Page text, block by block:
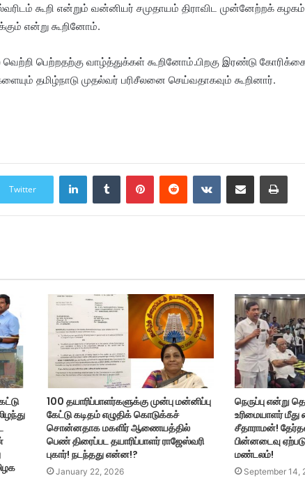
கூறி என்றும் வன்னியர் சமுதாயம் திராவிட முன்னேற்றக்
என்று கூறினோம்.
வெற்றி பெற்றதற்கு வாழ்த்துக்கள் கூறினோம்.பிறகு இரண்டு
தமிழ்நாடு முதல்வர் பரிசீலனை செய்வதாகவும் கூறினார்.
Twitter
LinkedInTumblr PinterestReddit VKontakteShare via Email Print
100 தயாரிப்பாளர்களுக்கு முன்பு மன்னிப்பு
கேட்டு கடிதம் எழுதிக் கொடுக்கச்
சொன்னதாக மகளிர் ஆணையத்தில்
பெண் திரைப்பட தயாரிப்பாளர் ராஜேஸ்வரி
புகார்! நடந்தது என்ன!?
January 22, 2026
நெருப்பு என்று
உரிமையாளர்
சீதாராமன்!
பின்னடைவு
மண்டலம்!
September 14,